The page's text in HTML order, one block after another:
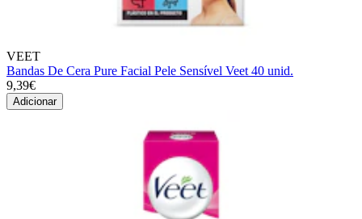
VEET
Bandas De Cera Pure Facial Pele Sensível Veet 40 unid.
9,39€
Adicionar